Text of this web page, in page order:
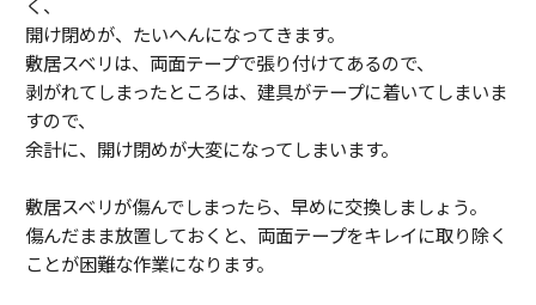
開け閉めが、たいへんになってきます。
敷居スベリは、両面テープで張り付けてあるので、
剥がれてしまったところは、建具がテープに着いてしまいま
すので、
余計に、開け閉めが大変になってしまいます。
敷居スベリが傷んでしまったら、早めに交換しましょう。
傷んだまま放置しておくと、両面テープをキレイに取り除く
ことが困難な作業になります。